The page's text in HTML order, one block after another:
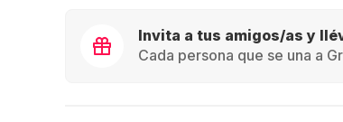
Invita a tus amigos/as y
Cada persona que se una a